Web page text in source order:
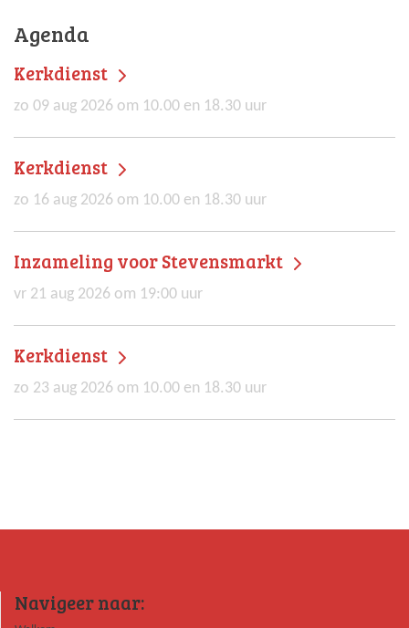
Agenda
Kerkdienst
zo 09 aug 2026 om 10.00 en 18.30 uur
Kerkdienst
zo 16 aug 2026 om 10.00 en 18.30 uur
Inzameling voor Stevensmarkt
vr 21 aug 2026 om 19:00 uur
Kerkdienst
zo 23 aug 2026 om 10.00 en 18.30 uur
Navigeer naar: